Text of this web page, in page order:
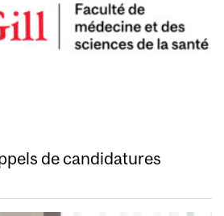
de candidatures